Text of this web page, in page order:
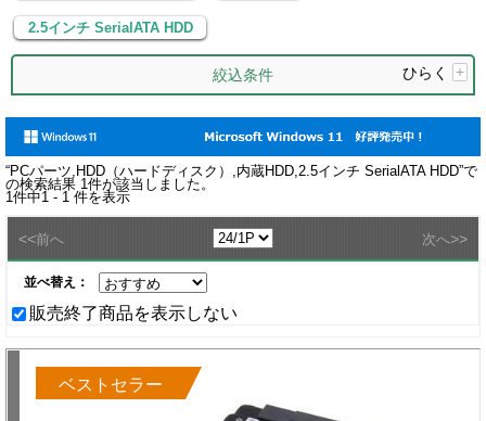
2.5インチ SerialATA HDD
絞込条件 ひらく +
“PCパーツ,HDD（ハードディスク）,内蔵HDD,2.5インチ SerialATA HDD”で
の検索結果 1件が該当しました。
1件中1 - 1 件を表示
<<前へ 次へ>>
並べ替え：
販売終了商品を表示しない
ベストセラー